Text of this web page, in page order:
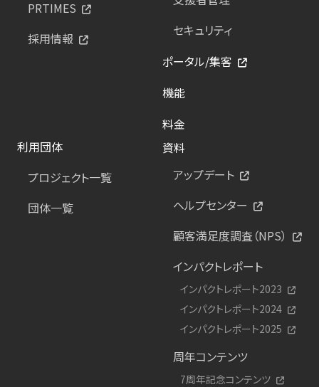
PRTIMES
採用情報
セキュリティ
ポータル/集客
機能
料金
利用団体
プロジェクト一覧
団体一覧
資料
アップデート
ヘルプセンター
顧客満足度調査（NPS）
インパクトレポート
インパクトレポート2023
インパクトレポート2024
インパクトレポート2025
周年コンテンツ
7周年記念コンテンツ